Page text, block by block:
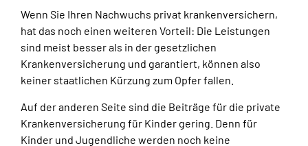
Wenn Sie Ihren Nachwuchs privat krankenversichern,
hat das noch einen weiteren Vorteil: Die Leistungen
sind meist besser als in der gesetzlichen
Krankenversicherung und garantiert, können also
keiner staatlichen Kürzung zum Opfer fallen.
Auf der anderen Seite sind die Beiträge für die private
Krankenversicherung für Kinder gering. Denn für
Kinder und Jugendliche werden noch keine